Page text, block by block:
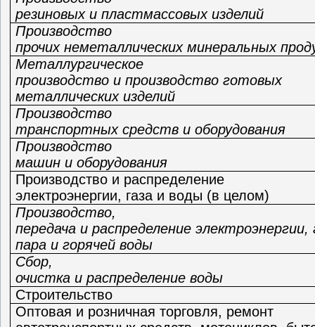
резиновых и пластмассовых изделий
Производство
прочих неметаллических минеральных
Металлургическое
производство и производство готовых
металлических
Производство
транспортных средств и оборудования
Производство
машин и оборудования
Производство и распределение
электроэнергии, газа и воды (в целом)
Производство,
передача и распределение электроэнергии,
пара и горячей воды
Сбор,
очистка и распределение воды
Строительство
Оптовая и розничная торговля, ремонт